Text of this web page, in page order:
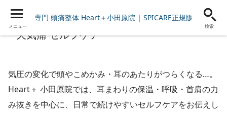
天気痛 セルフケア
気圧の変化で頭やこめかみ・耳のあたりがつらくなる…。
Heart＋ 小田原院では、 耳まわりの保温・呼吸・首肩の力
み抜き を中心に、日常で続けやすいセルフケアをお伝えし
メニュー
女性専門 頭痛整体 Heart＋小田原院 | SPICARE正規販売店
検索